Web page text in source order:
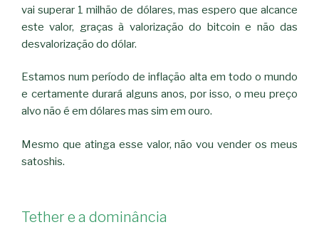
vai superar 1 milhão de dólares, mas espero que alcance
este valor, graças à valorização do bitcoin e não das
desvalorização do dólar.
Estamos num período de inflação alta em todo o mundo
e certamente durará alguns anos, por isso, o meu preço
alvo não é em dólares mas sim em ouro.
Mesmo que atinga esse valor, não vou vender os meus
satoshis.
Tether e a dominância